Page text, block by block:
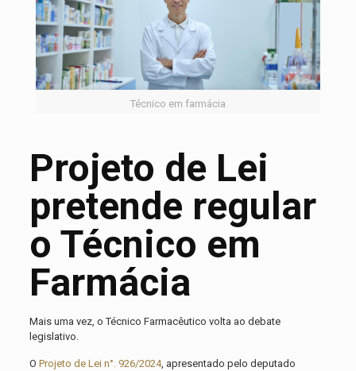
Técnico em farmácia
Projeto de Lei
pretende regular
o Técnico em
Farmácia
Mais uma vez, o Técnico Farmacêutico volta ao debate
legislativo.
O Projeto de Lei n°. 926/2024, apresentado pelo deputado